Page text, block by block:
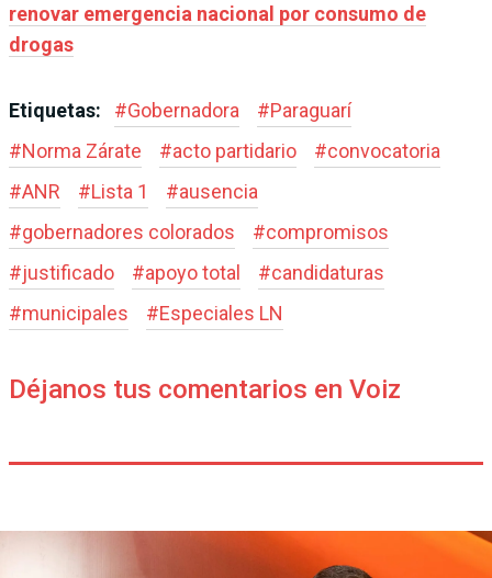
renovar emergencia nacional por consumo de
drogas
Etiquetas: #Gobernadora #Paraguarí
#Norma Zárate #acto partidario #convocatoria
#ANR #Lista 1 #ausencia
#gobernadores colorados #compromisos
#justificado #apoyo total #candidaturas
#municipales #Especiales LN
Déjanos tus comentarios en Voiz